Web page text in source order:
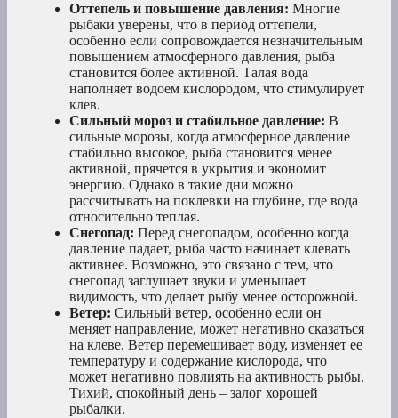
Оттепель и повышение давления: Многие
рыбаки уверены, что в период оттепели,
особенно если сопровождается незначительным
повышением атмосферного давления, рыба
становится более активной. Талая вода
наполняет водоем кислородом, что стимулирует
клев.
Сильный мороз и стабильное давление: В
сильные морозы, когда атмосферное давление
стабильно высокое, рыба становится менее
активной, прячется в укрытия и экономит
энергию. Однако в такие дни можно
рассчитывать на поклевки на глубине, где вода
относительно теплая.
Снегопад: Перед снегопадом, особенно когда
давление падает, рыба часто начинает клевать
активнее. Возможно, это связано с тем, что
снегопад заглушает звуки и уменьшает
видимость, что делает рыбу менее осторожной.
Ветер: Сильный ветер, особенно если он
меняет направление, может негативно сказаться
на клеве. Ветер перемешивает воду, изменяет ее
температуру и содержание кислорода, что
может негативно повлиять на активность рыбы.
Тихий, спокойный день – залог хорошей
рыбалки.